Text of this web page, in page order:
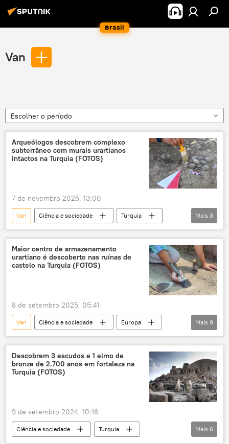
Brasil
Van
Escolher o período
Arqueólogos descobrem complexo
subterrâneo com murais urartianos
intactos na Turquia (FOTOS)
7 de novembro 2025, 13:00
Van Ciência e sociedade
Turquia
achado
Arqueologia mural
Mais 3
Maior centro de armazenamento
urartiano é descoberto nas ruínas de
castelo na Turquia (FOTOS)
8 de setembro 2025, 05:41
Van Ciência e sociedade
Europa
Turquia
Arqueologia
achado
escavação
sítio arqueológico
descoberta
artefatos
Sociedade
Mais 9
Descobrem 3 escudos e 1 elmo de
bronze de 2.700 anos em fortaleza na
Turquia (FOTOS)
9 de setembro 2024, 10:16
Ciência e sociedade
Turquia
Mais 6